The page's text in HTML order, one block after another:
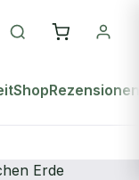
ShopRezensionen